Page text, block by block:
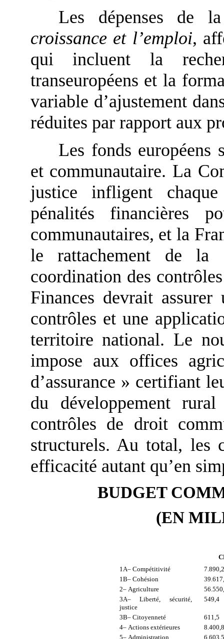
Les dépenses de
croissance et l’emploi,
qui incluent la
transeuropéens et la
variable d’ajustement
réduites par rapport aux
Les fonds européens
et communautaire. La
justice infligent
pénalités financières
communautaires, et la
le rattachement de la
coordination des
Finances devrait assurer
contrôles et une
territoire national. Le
impose aux offices
d’assurance » certifiant
du développement
contrôles de droit
structurels. Au total, les
efficacité autant qu’en
BUDGET
(EN
1A– Compétitivité
7.890,2
1B– Cohésion
2– Agriculture
3A– Liberté, sécurité,
justice
549,4
3B– Citoyenneté
611,5
4– Actions extérieures
8.400,8
5– Administration
6.603,5